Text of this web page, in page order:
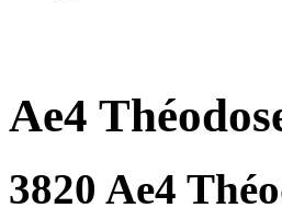
Ae4
3820 Ae4